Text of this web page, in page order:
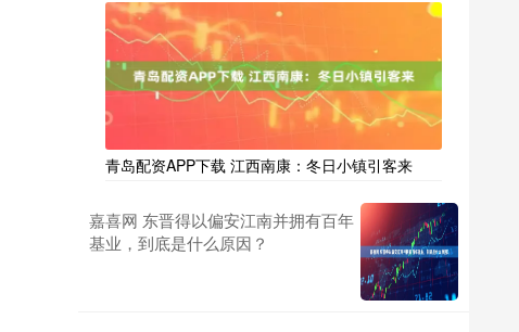
青岛配资APP下载 江西南康：冬日小镇引客来
嘉喜网 东晋得以偏安江南并拥有百年
基业，到底是什么原因？